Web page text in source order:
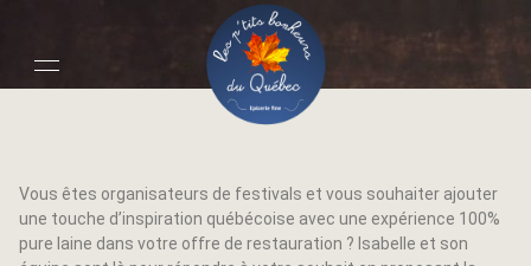
Événements
Vous êtes organisateurs de festivals et vous souhaiter ajouter
une touche d’inspiration québécoise avec une expérience 100%
pure laine dans votre offre de restauration ? Isabelle et son